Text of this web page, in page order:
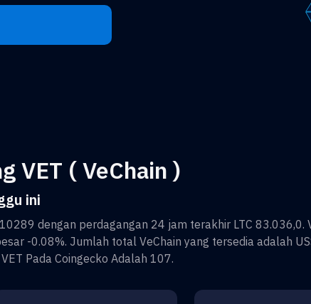
VET ( VeChain )
ini
dengan perdagangan 24 jam terakhir LTC 83.036,0.
-0.08%. Jumlah total VeChain yang tersedia adalah
VET Pada Coingecko Adalah 107.